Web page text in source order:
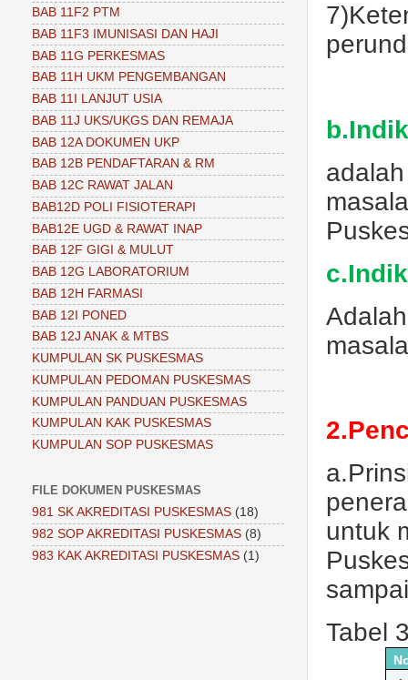
untuk
Tabel
BAB 11F2 PTM
BAB 11F3 IMUNISASI DAN HAJI
BAB 11G PERKESMAS
BAB 11H UKM PENGEMBANGAN
BAB 11I LANJUT USIA
BAB 11J UKS/UKGS DAN REMAJA
BAB 12A DOKUMEN UKP
BAB 12B PENDAFTARAN & RM
BAB 12C RAWAT JALAN
BAB12D POLI FISIOTERAPI
BAB12E UGD & RAWAT INAP
BAB 12F GIGI & MULUT
BAB 12G LABORATORIUM
BAB 12H FARMASI
BAB 12I PONED
BAB 12J ANAK & MTBS
KUMPULAN SK PUSKESMAS
KUMPULAN PEDOMAN PUSKESMAS
KUMPULAN PANDUAN PUSKESMAS
KUMPULAN KAK PUSKESMAS
KUMPULAN SOP PUSKESMAS
FILE DOKUMEN PUSKESMAS
981 SK AKREDITASI PUSKESMAS (18)
982 SOP AKREDITASI PUSKESMAS (8)
983 KAK AKREDITASI PUSKESMAS (1)